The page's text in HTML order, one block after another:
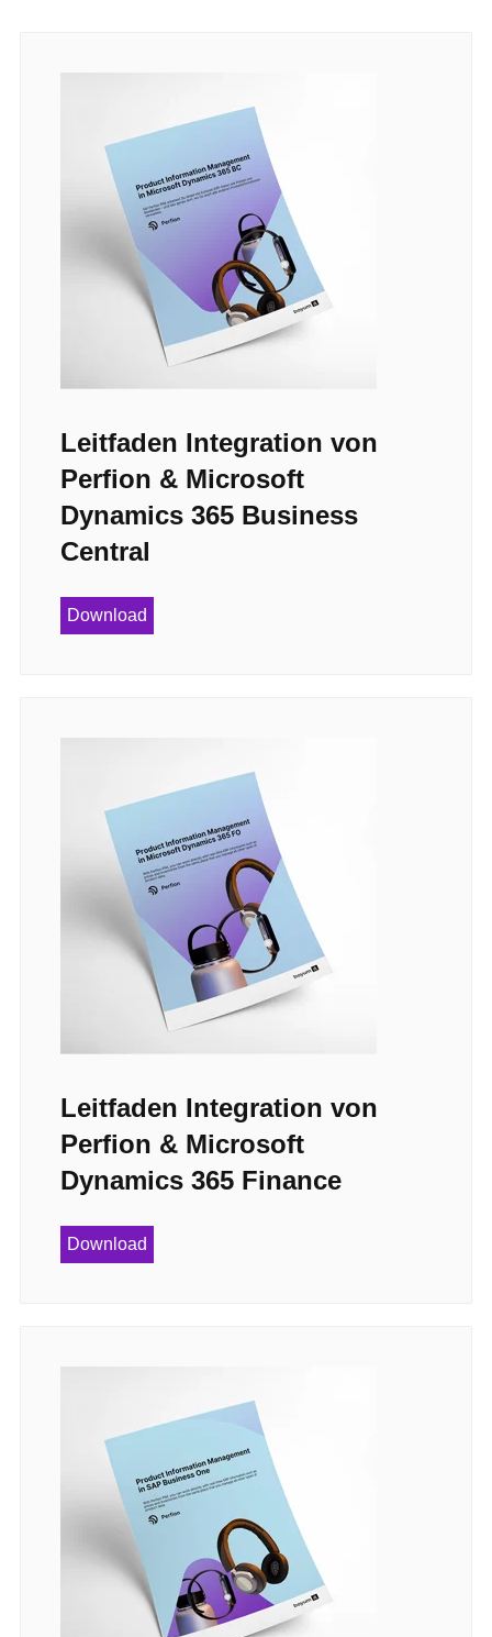
Leitfaden Integration von
Perfion & Microsoft
Dynamics 365 Business
Central
Download
Leitfaden Integration von
Perfion & Microsoft
Dynamics 365 Finance
Download